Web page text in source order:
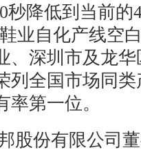
秒降低到当前
业自化产线空
、深圳市及龙
列全国市场同
第一位。
股份有限公司